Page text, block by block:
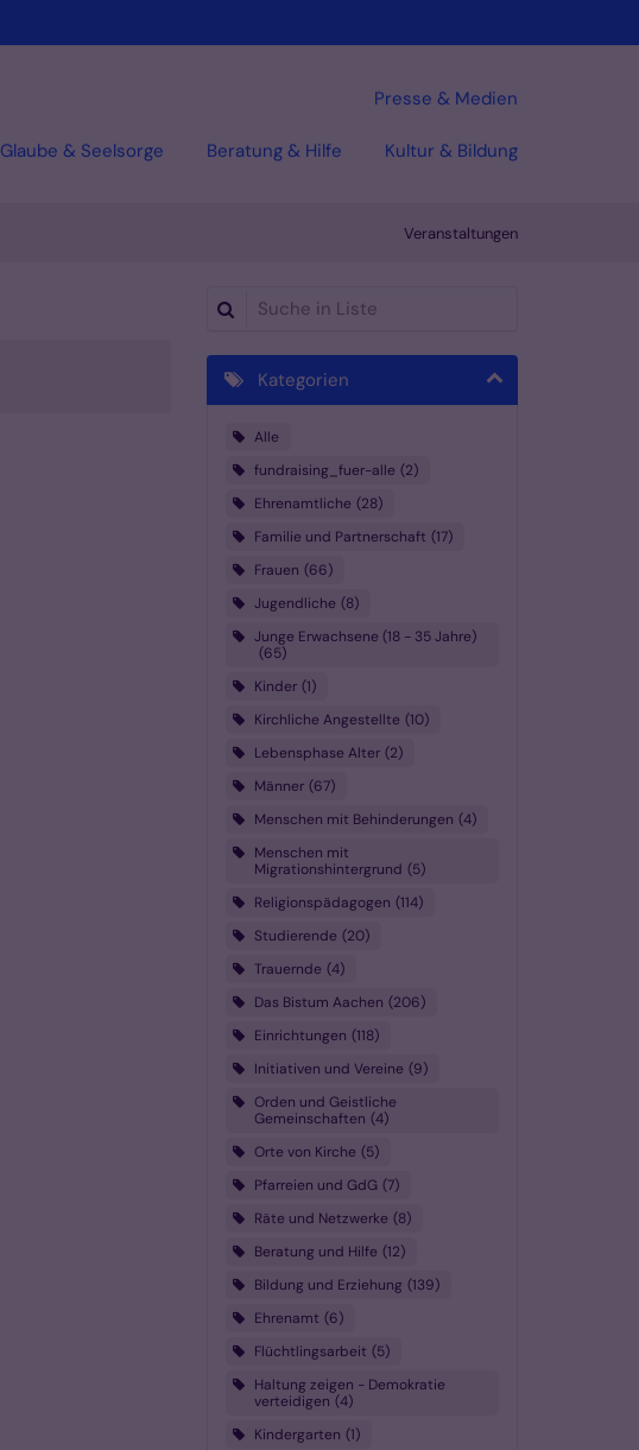
Glaube & Seelsorge Beratung & Hilfe Kultur & Bildung
Presse & Medien
Veranstaltungen
Suche in Liste
Kategorien
Alle
fundraising_fuer-alle 2
Ehrenamtliche 28
Familie und Partnerschaft 17
Frauen 66
Jugendliche 8
Junge Erwachsene (18 - 35 Jahre)
65
Kinder 1
Kirchliche Angestellte 10
Lebensphase Alter 2
Männer 67
Menschen mit Behinderungen 4
Menschen mit
Migrationshintergrund 5
Religionspädagogen 114
Studierende 20
Trauernde 4
Das Bistum Aachen 206
Einrichtungen 118
Initiativen und Vereine 9
Orden und Geistliche
Gemeinschaften 4
Orte von Kirche 5
Pfarreien und GdG 7
Räte und Netzwerke 8
Beratung und Hilfe 12
Bildung und Erziehung 139
Ehrenamt 6
Flüchtlingsarbeit 5
Haltung zeigen - Demokratie
verteidigen 4
Kindergarten 1